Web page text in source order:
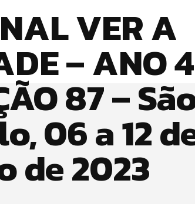
VER A
– ANO
87 –
06 a 12
de 2023